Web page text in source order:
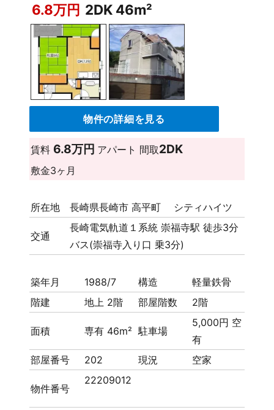
6.8万円 2DK 46m²
物件の詳細を見る
賃料 6.8万円 アパート 間取2DK
敷金3ヶ月
所在地 長崎県長崎市 高平町 シティハイツ
交通
長崎電気軌道１系統 崇福寺駅 徒歩3分
バス(崇福寺入り口 乗3分)
築年月 1988/7 構造
軽量鉄骨
階建
地上 2階 部屋階数 2階
面積 専有 46m² 駐車場
5,000円 空
有
部屋番号
202 現況 空家
物件番号
22209012